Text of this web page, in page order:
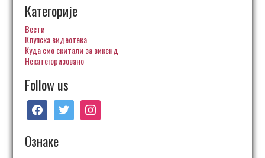
Категорије
Вести
Клупска видеотека
Куда смо скитали за викенд
Некатегоризовано
Follow us
facebooktwitter instagram
Ознаке